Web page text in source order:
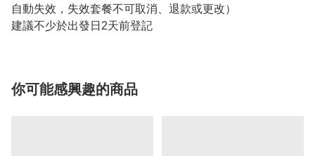
自動失效，失效套餐不可取消、退款或更改）
建議不少於出發日2天前登記
你可能感興趣的商品